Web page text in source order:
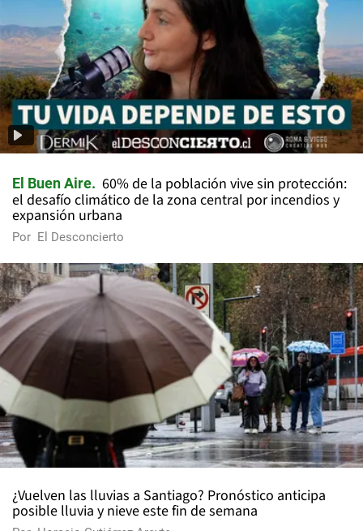
El Buen Aire
60% de la población vive sin protección:
el desafío climático de la zona central por incendios y
expansión urbana
Por El Desconcierto
¿Vuelven las lluvias a Santiago? Pronóstico anticipa
posible lluvia y nieve este fin de semana